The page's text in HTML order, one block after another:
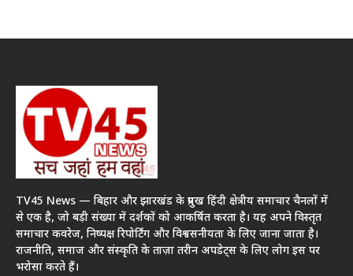
TV45 News — बिहार और झारखंड के प्रमुख हिंदी क्षेत्रीय समाचार चैनलों में
से एक है, जो बड़ी संख्या में दर्शकों को आकर्षित करता है। यह अपने विस्तृत
समाचार कवरेज, निष्पक्ष रिपोर्टिंग और विश्वसनीयता के लिए जाना जाता है।
राजनीति, समाज और संस्कृति के ताज़ा तरीन अपडेट्स के लिए लोग इस पर
भरोसा करते हैं।